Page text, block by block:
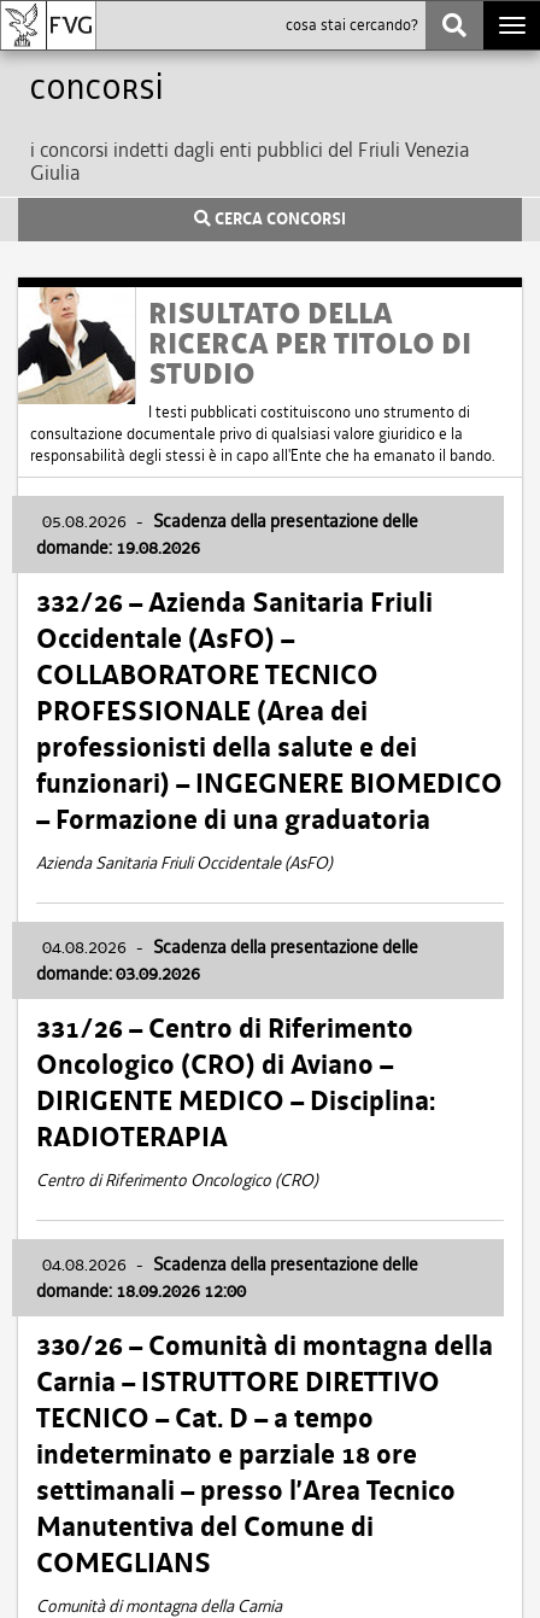
Concorsi
i concorsi indetti dagli enti pubblici del Friuli Venezia
Giulia
CERCA CONCORSI
RISULTATO DELLA
RICERCA PER TITOLO DI
STUDIO
I testi pubblicati costituiscono uno strumento di
consultazione documentale privo di qualsiasi valore giuridico e la
responsabilità degli stessi è in capo all'Ente che ha emanato il bando.
05.08.2026 - Scadenza della presentazione delle
domande: 19.08.2026
332/26 – Azienda Sanitaria Friuli
Occidentale (AsFO) –
COLLABORATORE TECNICO
PROFESSIONALE (Area dei
professionisti della salute e dei
funzionari) – INGEGNERE BIOMEDICO
– Formazione di una graduatoria
Azienda Sanitaria Friuli Occidentale (AsFO)
04.08.2026 - Scadenza della presentazione delle
domande: 03.09.2026
331/26 – Centro di Riferimento
Oncologico (CRO) di Aviano –
DIRIGENTE MEDICO – Disciplina:
RADIOTERAPIA
Centro di Riferimento Oncologico (CRO)
04.08.2026 - Scadenza della presentazione delle
domande: 18.09.2026 12:00
330/26 – Comunità di montagna della
Carnia – ISTRUTTORE DIRETTIVO
TECNICO – Cat. D – a tempo
indeterminato e parziale 18 ore
settimanali – presso l’Area Tecnico
Manutentiva del Comune di
COMEGLIANS
Comunità di montagna della Carnia